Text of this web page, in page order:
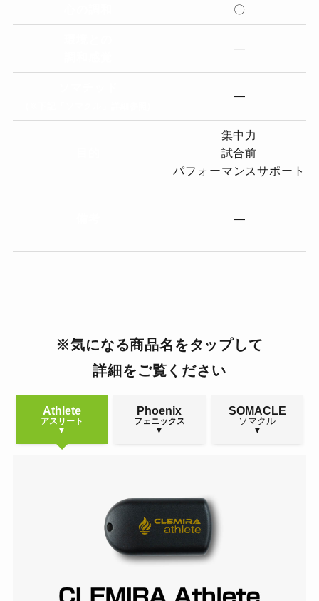
〇
―
―
集中力
試合前
パフォーマンスサポート
―
※気になる商品名をタップして
詳細をご覧ください
Athlete
アスリート
▼
Phoenix
フェニックス
▼
SOMACLE
ソマクル
▼